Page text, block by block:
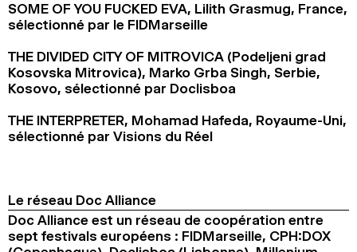
SOME OF YOU FUCKED EVA, Lilith Grasmug, France,
sélectionné par le FIDMarseille
THE DIVIDED CITY OF MITROVICA (Podeljeni grad
Kosovska Mitrovica), Marko Grba Singh, Serbie,
Kosovo, sélectionné par Doclisboa
THE INTERPRETER, Mohamad Hafeda, Royaume-Uni,
sélectionné par Visions du Réel
Le réseau Doc Alliance
Doc Alliance est un réseau de coopération entre
sept festivals européens : FIDMarseille, CPH:DOX